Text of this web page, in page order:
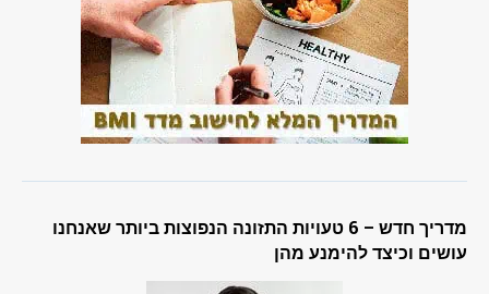
מדריך חדש – 6 טעויות התזונה הנפוצות ביותר שאנחנו
עושים וכיצד להימנע מהן